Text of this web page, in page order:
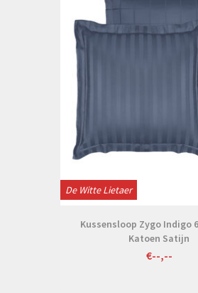
De Witte Lietaer
Kussensloop Zygo Indigo
Katoen Satijn
€--,--